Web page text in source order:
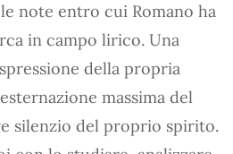
note entro cui Romano ha
in campo lirico. Una
della propria
massima del
silenzio del proprio spirito.